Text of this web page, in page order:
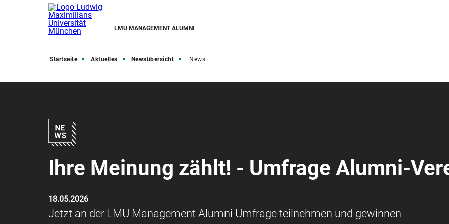
LMU MANAGEMENT ALUMNI
Startseite Aktuelles Newsübersicht News
Ihre Meinung zählt! - Umfrage Alumni-
18.05.2026
Jetzt an der LMU Management Alumni Umfrage teilnehmen und gewinnen